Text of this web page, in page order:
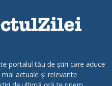
portalul tău de știri care aduce
actuale și relevante